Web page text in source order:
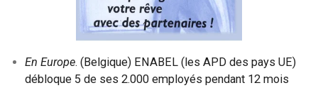
En Europe. (Belgique) ENABEL (les APD des pays UE)
débloque 5 de ses 2.000 employés pendant 12 mois